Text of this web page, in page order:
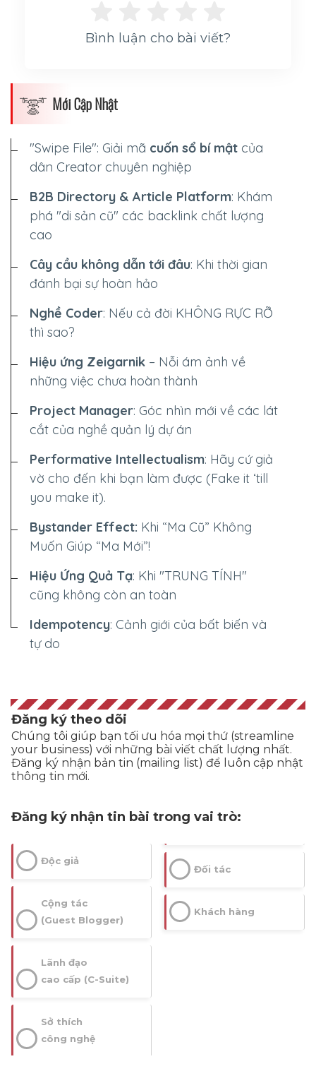
Bình luận cho bài viết?
Mới Cập Nhật
"Swipe File": Giải mã cuốn sổ bí mật của
dân Creator chuyên nghiệp
B2B Directory & Article Platform: Khám
phá "di sản cũ" các backlink chất lượng
cao
Cây cầu không dẫn tới đâu: Khi thời gian
đánh bại sự hoàn hảo
Nghề Coder: Nếu cả đời KHÔNG RỰC RỠ
thì sao?
Hiệu ứng Zeigarnik – Nỗi ám ảnh về
những việc chưa hoàn thành
Project Manager: Góc nhìn mới về các lát
cắt của nghề quản lý dự án
Performative Intellectualism: Hãy cứ giả
vờ cho đến khi bạn làm được (Fake it ‘till
you make it).
Bystander Effect: Khi “Ma Cũ” Không
Muốn Giúp “Ma Mới”!
Hiệu Ứng Quả Tạ: Khi "TRUNG TÍNH"
cũng không còn an toàn
Idempotency: Cảnh giới của bất biến và
tự do
Đăng ký theo dõi
Chúng tôi giúp bạn tối ưu hóa mọi thứ (streamline
your business) với những bài viết chất lượng nhất.
Đăng ký nhận bản tin (mailing list) để luôn cập nhật
thông tin mới.
Đăng ký nhận tin bài trong vai trò:
Độc giả
Cộng tác
(Guest Blogger)
Lãnh đạo
cao cấp (C-Suite)
Sở thích
công nghệ
Đối tác
Khách hàng
Average CTR